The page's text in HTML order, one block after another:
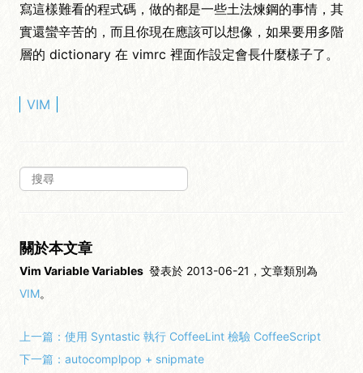
寫這樣難看的程式碼，做的都是一些土法煉鋼的事情，其
實還蠻辛苦的，而且你現在應該可以想像，如果要用多階
層的 dictionary 在 vimrc 裡面作設定會長什麼樣子了。
VIM
關於本文章
Vim Variable Variables 發表於 2013-06-21，文章類別為
VIM。
上一篇： 使用 Syntastic 執行 CoffeeLint 檢驗 CoffeeScript
下一篇： autocomplpop + snipmate